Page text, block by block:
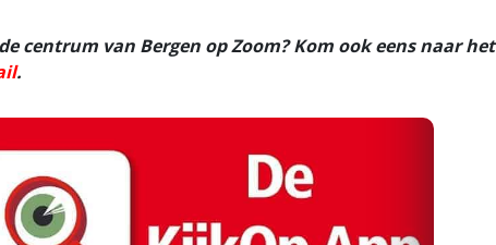
centrum van Bergen op Zoom? Kom ook eens naar het
.